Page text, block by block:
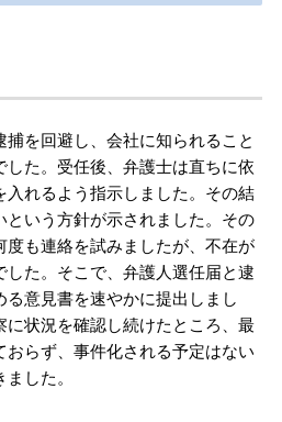
を回避し、会社に知られること
した。受任後、弁護士は直ちに依
入れるよう指示しました。その結
という方針が示されました。その
度も連絡を試みましたが、不在が
た。そこで、弁護人選任届と逮
意見書を速やかに提出しまし
に状況を確認し続けたところ、最
らず、事件化される予定はない
した。